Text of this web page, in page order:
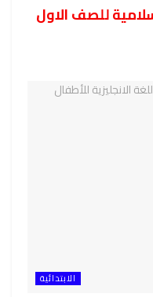
للصف الاول
الابتدائية